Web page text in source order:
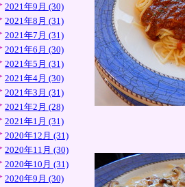
2021年9月 (30)
2021年8月 (31)
2021年7月 (31)
2021年6月 (30)
2021年5月 (31)
2021年4月 (30)
2021年3月 (31)
2021年2月 (28)
2021年1月 (31)
2020年12月 (31)
2020年11月 (30)
2020年10月 (31)
2020年9月 (30)